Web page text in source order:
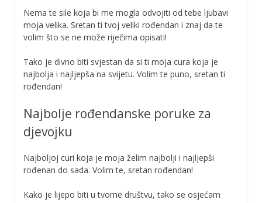
Nema te sile koja bi me mogla odvojiti od tebe ljubavi
moja velika. Sretan ti tvoj veliki rođendan i znaj da te
volim što se ne može riječima opisati!
Tako je divno biti svjestan da si ti moja cura koja je
najbolja i najljepša na svijetu. Volim te puno, sretan ti
rođendan!
Najbolje rođendanske poruke za
djevojku
Najboljoj curi koja je moja želim najbolji i najljepši
rođenan do sada. Volim te, sretan rođendan!
Kako je lijepo biti u tvome društvu, tako se osjećam